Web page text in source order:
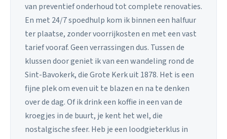
van preventief onderhoud tot complete renovaties.
En met 24/7 spoedhulp kom ik binnen een halfuur
ter plaatse, zonder voorrijkosten en met een vast
tarief vooraf. Geen verrassingen dus. Tussen de
klussen door geniet ik van een wandeling rond de
Sint-Bavokerk, die Grote Kerk uit 1878. Het is een
fijne plek om even uit te blazen en na te denken
over de dag. Of ik drink een koffie in een van de
kroegjes in de buurt, je kent het wel, die
nostalgische sfeer. Heb je een loodgieterklus in